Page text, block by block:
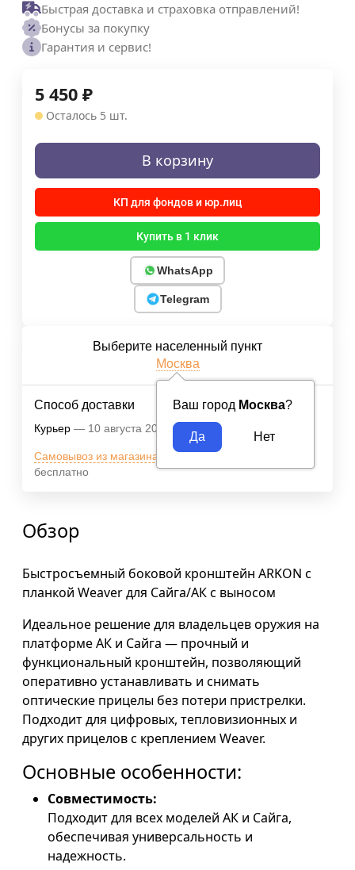
Быстрая доставка и страховка отправлений!
Бонусы за покупку
Гарантия и сервис!
5 450 ₽
Осталось 5 шт.
В корзину
КП для фондов и юр.лиц
Купить в 1 клик
WhatsApp
Telegram
Выберите населенный пункт
Москва
Ваш город Москва?
Способ доставки
Курьер 10 августа 2026 400
Самовывоз из магазина м.ВДНХ
бесплатно
Обзор
Быстросъемный боковой кронштейн ARKON с
планкой Weaver для Сайга/АК с выносом
Идеальное решение для владельцев оружия на
платформе АК и Сайга — прочный и
функциональный кронштейн, позволяющий
оперативно устанавливать и снимать
оптические прицелы без потери пристрелки.
Подходит для цифровых, тепловизионных и
других прицелов с креплением Weaver.
Основные особенности:
Совместимость:
Подходит для всех моделей АК и Сайга,
обеспечивая универсальность и
надежность.